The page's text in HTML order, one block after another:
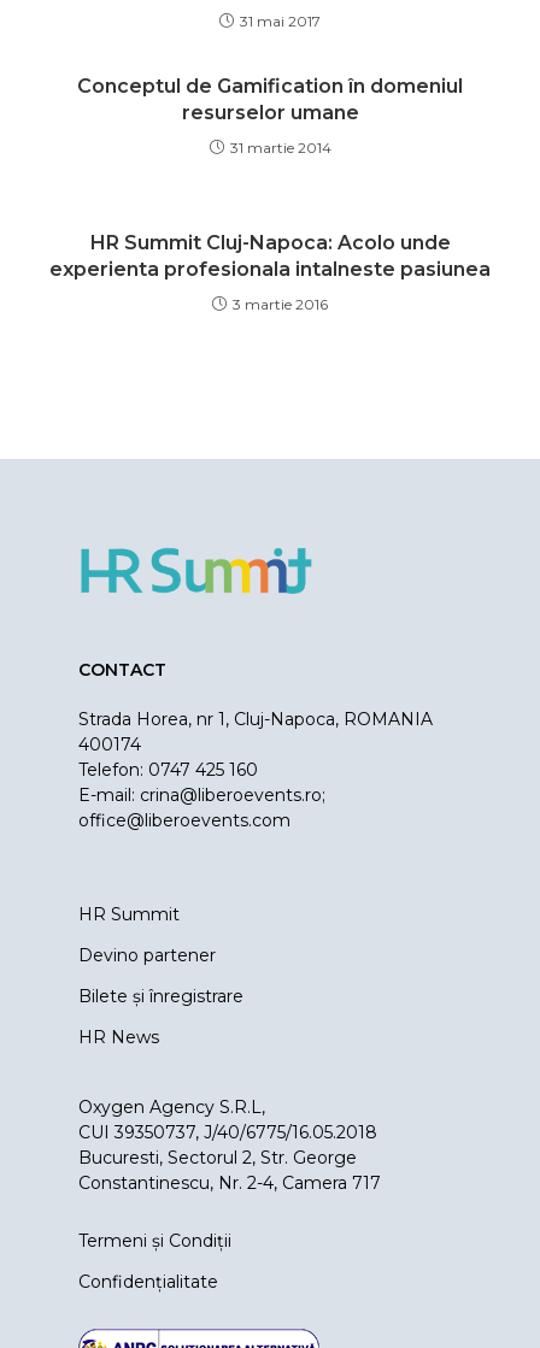
31 mai 2017
Conceptul de Gamification în domeniul
resurselor umane
31 martie 2014
HR Summit Cluj-Napoca: Acolo unde
experienta profesionala intalneste pasiunea
3 martie 2016
CONTACT
Strada Horea, nr 1, Cluj-Napoca, ROMANIA
400174
Telefon: 0747 425 160
E-mail: crina@liberoevents.ro;
office@liberoevents.com
HR Summit
Devino partener
Bilete și înregistrare
HR News
Oxygen Agency S.R.L,
CUI 39350737, J/40/6775/16.05.2018
Bucuresti, Sectorul 2, Str. George
Constantinescu, Nr. 2-4, Camera 717
Termeni și Condiții
Confidențialitate